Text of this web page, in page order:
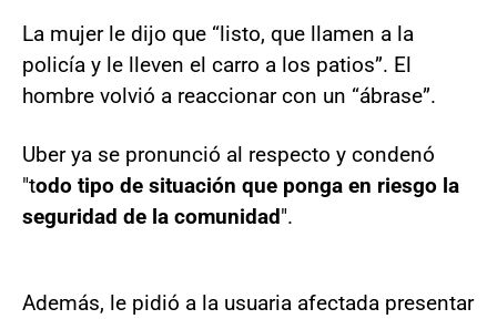
La mujer le dijo que “listo, que llamen a la
policía y le lleven el carro a los patios”. El
hombre volvió a reaccionar con un “ábrase”.
Uber ya se pronunció al respecto y condenó
"todo tipo de situación que ponga en riesgo la
seguridad de la comunidad".
Además, le pidió a la usuaria afectada presentar